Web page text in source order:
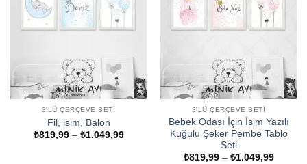
3'LÜ ÇERÇEVE SETI
Fil, isim, Balon
₺819,99 – ₺1.049,99Fiyat
3'LÜ ÇERÇEVE SETI
Bebek Odası İçin İsim Yazılı
Kuğulu Şeker Pembe Tablo
Seti
₺819,99 – ₺1.049,99Fiyat